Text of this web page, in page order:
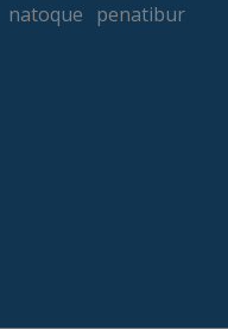
natoque penatibur